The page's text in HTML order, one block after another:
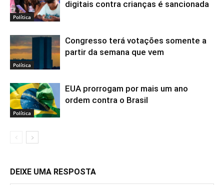
Política
digitais contra crianças é sancionada
Política
Congresso terá votações somente a
partir da semana que vem
Política
EUA prorrogam por mais um ano
ordem contra o Brasil
DEIXE UMA RESPOSTA